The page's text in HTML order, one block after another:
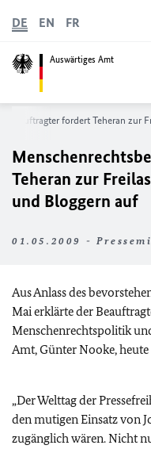
Auswärtiges Amt
DE EN FR
fordert Teheran zur
Teheran zur
und Bloggern auf
01.05.2009 -
Aus Anlass des
Mai erklärte der
Menschenrechtspolitik
Amt, Günter Nooke, heute
„Der Welttag der
den mutigen Einsatz von
zugänglich wären. Nicht